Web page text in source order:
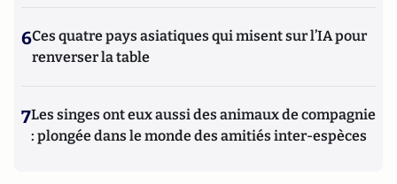
6Ces quatre pays asiatiques qui misent sur l’IA pour
renverser la table
7Les singes ont eux aussi des animaux de compagnie
: plongée dans le monde des amitiés inter-espèces